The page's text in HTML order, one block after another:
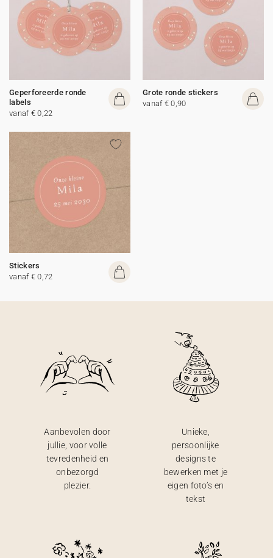
Geperforeerde ronde
labels
vanaf € 0,22
Grote ronde stickers
vanaf € 0,90
Stickers
vanaf € 0,72
Aanbevolen door
jullie, voor volle
tevredenheid en
onbezorgd
plezier.
Unieke,
persoonlijke
designs te
bewerken met je
eigen foto’s en
tekst